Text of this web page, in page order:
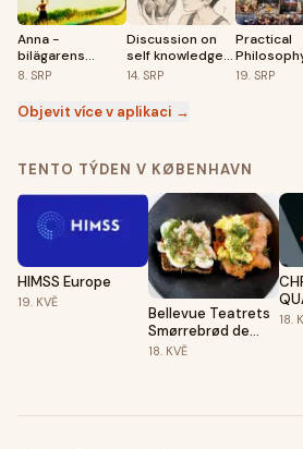
Anna -
bilägarens
hustru
8. SRP
Discussion on
self knowledge:
Who am I?
14. SRP
Practical
Meetup -
19. SRP
Objevit více v aplikaci →
TENTO TÝDEN V KØBENHAVN
HIMSS Europe
19. KVĚ
Bellevue Teatrets
Smørrebrød de
Luxe før Jazz i
18. KVĚ
18.